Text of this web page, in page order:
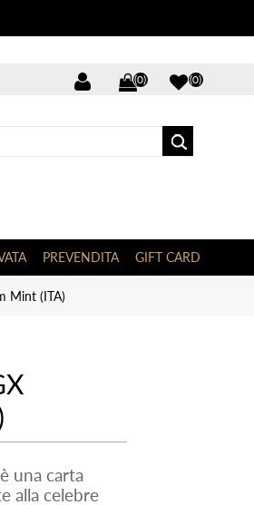
(0) (0)
PREVENDITA GIFT CARD
Mint (ITA)
una carta
alla celebre